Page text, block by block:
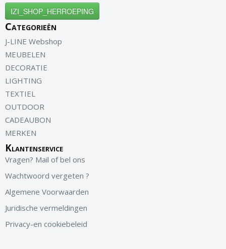
IZI_SHOP_HERROEPING
Categorieën
J-LINE Webshop
MEUBELEN
DECORATIE
LIGHTING
TEXTIEL
OUTDOOR
CADEAUBON
MERKEN
Klantenservice
Vragen? Mail of bel ons
Wachtwoord vergeten ?
Algemene Voorwaarden
Juridische vermeldingen
Privacy-en cookiebeleid